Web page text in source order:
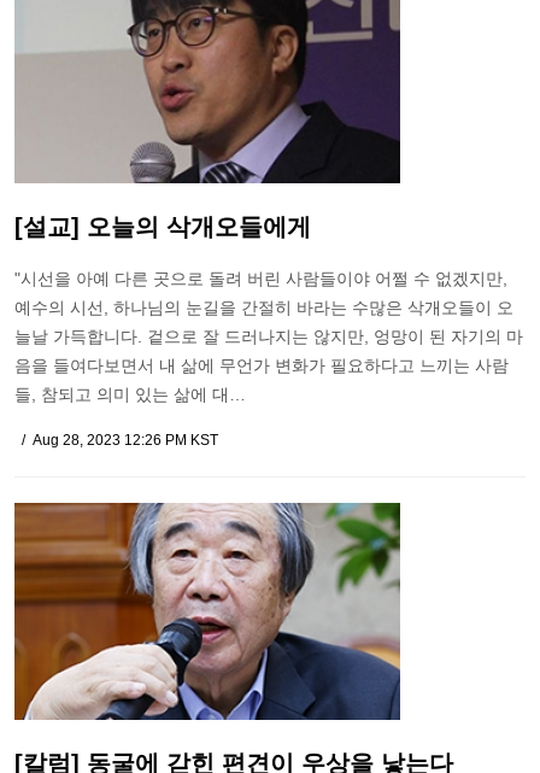
[설교] 오늘의 삭개오들에게
"시선을 아예 다른 곳으로 돌려 버린 사람들이야 어쩔 수 없겠지만,
예수의 시선, 하나님의 눈길을 간절히 바라는 수많은 삭개오들이 오
늘날 가득합니다. 겉으로 잘 드러나지는 않지만, 엉망이 된 자기의 마
음을 들여다보면서 내 삶에 무언가 변화가 필요하다고 느끼는 사람
들, 참되고 의미 있는 삶에 대…
Aug 28, 2023 12:26 PM KST
[칼럼] 동굴에 갇힌 편견이 우상을 낳는다